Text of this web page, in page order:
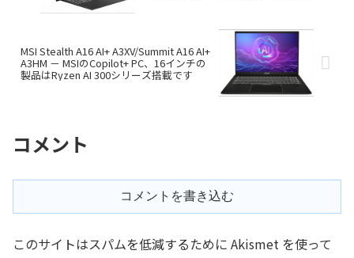
MSI Stealth A16 AI+ A3XV/Summit A16 AI+
A3HM － MSIのCopilot+ PC、16インチの
製品はRyzen AI 300シリーズ搭載です
コメント
コメントを書き込む
このサイトはスパムを低減するために Akismet を使って